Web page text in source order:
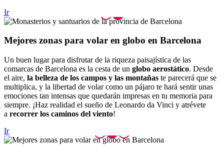
Ir
Mejores zonas para volar en globo en Barcelona
Un buen lugar para disfrutar de la riqueza paisajística de las
comarcas de Barcelona es la cesta de un globo aerostático. Desde
el aire, la belleza de los campos y las montañas te parecerá que se
multiplica, y la libertad de volar como un pájaro te hará sentir unas
emociones tan intensas que quedarán impresas en tu memoria para
siempre. ¡Haz realidad el sueño de Leonardo da Vinci y atrévete
a recorrer los caminos del viento!
Ir